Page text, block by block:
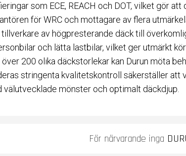
som ECE, REACH och DOT, vilket gör att
för WRC och mottagare av flera
av högpresterande däck till
och lätta lastbilar, vilket ger utmärkt
200 olika däckstorlekar kan Durun möta
stringenta kvalitetskontroll säkerställer att
mönster och optimalt däckdjup.
För närvarande inga